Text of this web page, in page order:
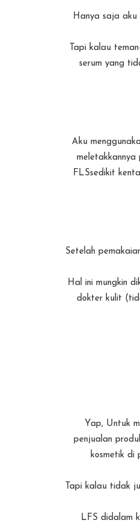
Hanya saja aku
Tapi kalau
serum yang
Aku
meletakkannya
FLSsedikit
Setelah
Hal ini mungkin
dokter kulit
Yap, Untuk
penjualan
kosmetik di
Tapi kalau tidak
LFS didalam